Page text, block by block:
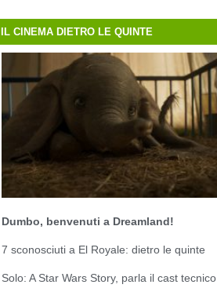
IL CINEMA DIETRO LE QUINTE
Dumbo, benvenuti a Dreamland!
7 sconosciuti a El Royale: dietro le quinte
Solo: A Star Wars Story, parla il cast tecnico